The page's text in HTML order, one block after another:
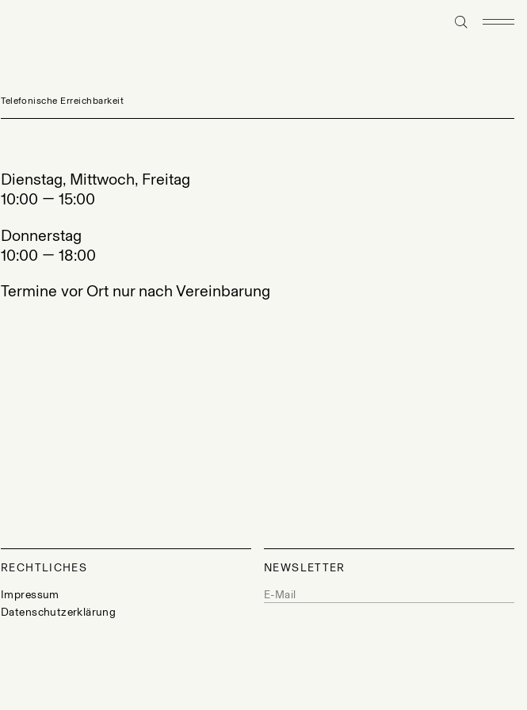
Telefonische Erreichbarkeit
Dienstag, Mittwoch, Freitag
10:00 — 15:00
Donnerstag
10:00 — 18:00
Termine vor Ort nur nach Vereinbarung
RECHTLICHES
Impressum
Datenschutzerklärung
NEWSLETTER